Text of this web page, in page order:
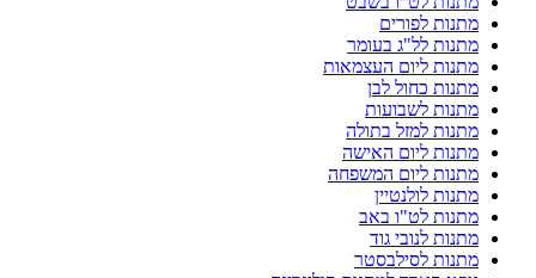
מתנות לפורים
מתנות לל"ג בעומר
מתנות ליום העצמאות
מתנות כחול לבן
מתנות לשבועות
מתנות למזל בתולה
מתנות ליום האישה
מתנות ליום המשפחה
מתנות לולנטיין
מתנות לט"ו באב
מתנות לנובי גוד
מתנות לסילבסטר